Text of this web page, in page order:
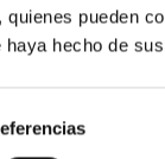
pueden
hecho de